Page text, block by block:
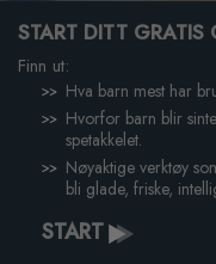
START DITT GRATIS
Finn ut:
Hva barn mest har
Hvorfor barn blir
spetakkelet.
Nøyaktige verktøy
bli glade, friske,
START